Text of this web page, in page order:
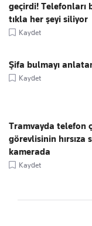
geçirdi! Telefonları
tıkla her şeyi siliyor
Kaydet
Şifa bulmayı
Kaydet
Tramvayda telefon
görevlisinin
kamerada
Kaydet